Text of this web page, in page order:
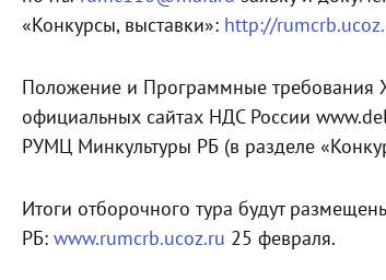
«Конкурсы, выставки»: http://
Положение и Программные требования
официальных сайтах НДС России
РУМЦ Минкультуры РБ (в разделе
Итоги отборочного тура будут
РБ: www.rumcrb.ucoz.ru 25 февраля.